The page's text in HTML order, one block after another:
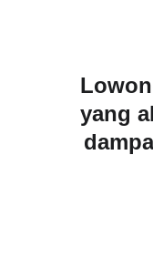
yang